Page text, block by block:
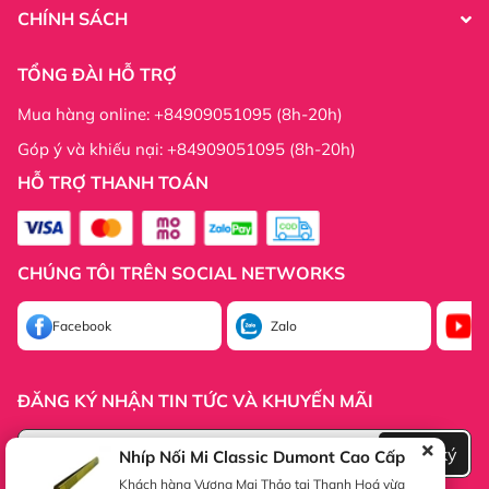
sản phẩm ở các gian hàng Shopee, tiktok , facebook với
Shopee :https://shopee.vn/hani.official
https://www.tiktok.com/@sieuthidonghehanibeauty
Facebook :https://www.facebook.com/profile.php?
id=61555365206677
CHÍNH SÁCH
TỔNG ĐÀI HỖ TRỢ
Mua hàng online: +84909051095 (8h-20h)
Góp ý và khiếu nại: +84909051095 (8h-20h)
HỖ TRỢ THANH TOÁN
CHÚNG TÔI TRÊN SOCIAL NETWORKS
Facebook Zalo
ĐĂNG KÝ NHẬN TIN TỨC VÀ KHUYẾN MÃI
Đăng ký
Nhíp Nối Mi Classic Dumont Cao Cấp
Khách hàng Vương Mai Thảo tại Thanh Hoá vừa